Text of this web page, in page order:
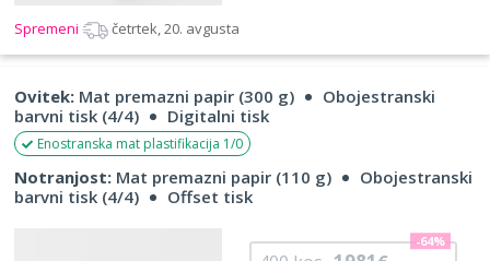
Spremeni četrtek, 20. avgusta
Ovitek: Mat premazni papir (300 g)
Obojestranski
barvni tisk (4/4)
Digitalni tisk
Enostranska mat plastifikacija 1/0
Notranjost: Mat premazni papir (110 g)
Obojestranski
barvni tisk (4/4)
Offset tisk
-64%